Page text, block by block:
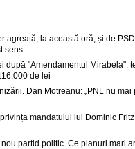
agreată, la această oră, și de
sens
"Amendamentul Mirabela":
de lei
Dan Motreanu: „PNL nu mai
mandatului lui Dominic
partid politic. Ce planuri mari